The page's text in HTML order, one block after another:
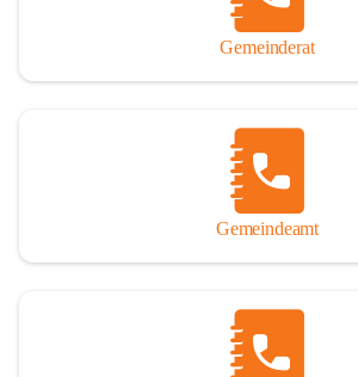
Gemeinderat
Gemeindeamt